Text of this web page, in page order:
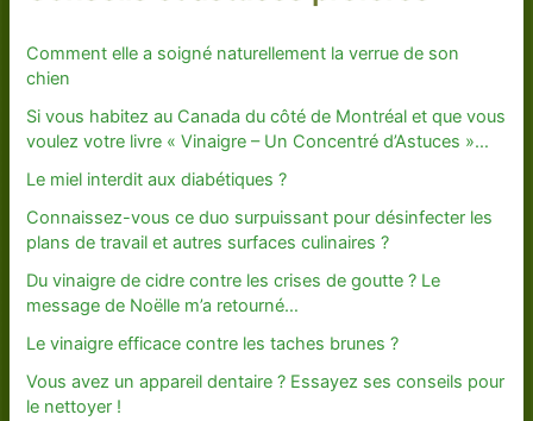
Comment elle a soigné naturellement la verrue de son
chien
Si vous habitez au Canada du côté de Montréal et que vous
voulez votre livre « Vinaigre – Un Concentré d’Astuces »…
Le miel interdit aux diabétiques ?
Connaissez-vous ce duo surpuissant pour désinfecter les
plans de travail et autres surfaces culinaires ?
Du vinaigre de cidre contre les crises de goutte ? Le
message de Noëlle m’a retourné…
Le vinaigre efficace contre les taches brunes ?
Vous avez un appareil dentaire ? Essayez ses conseils pour
le nettoyer !